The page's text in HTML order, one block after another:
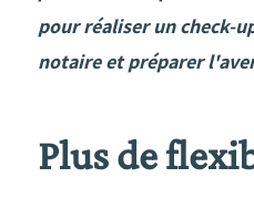
pour réaliser un check-
notaire et préparer
Plus de